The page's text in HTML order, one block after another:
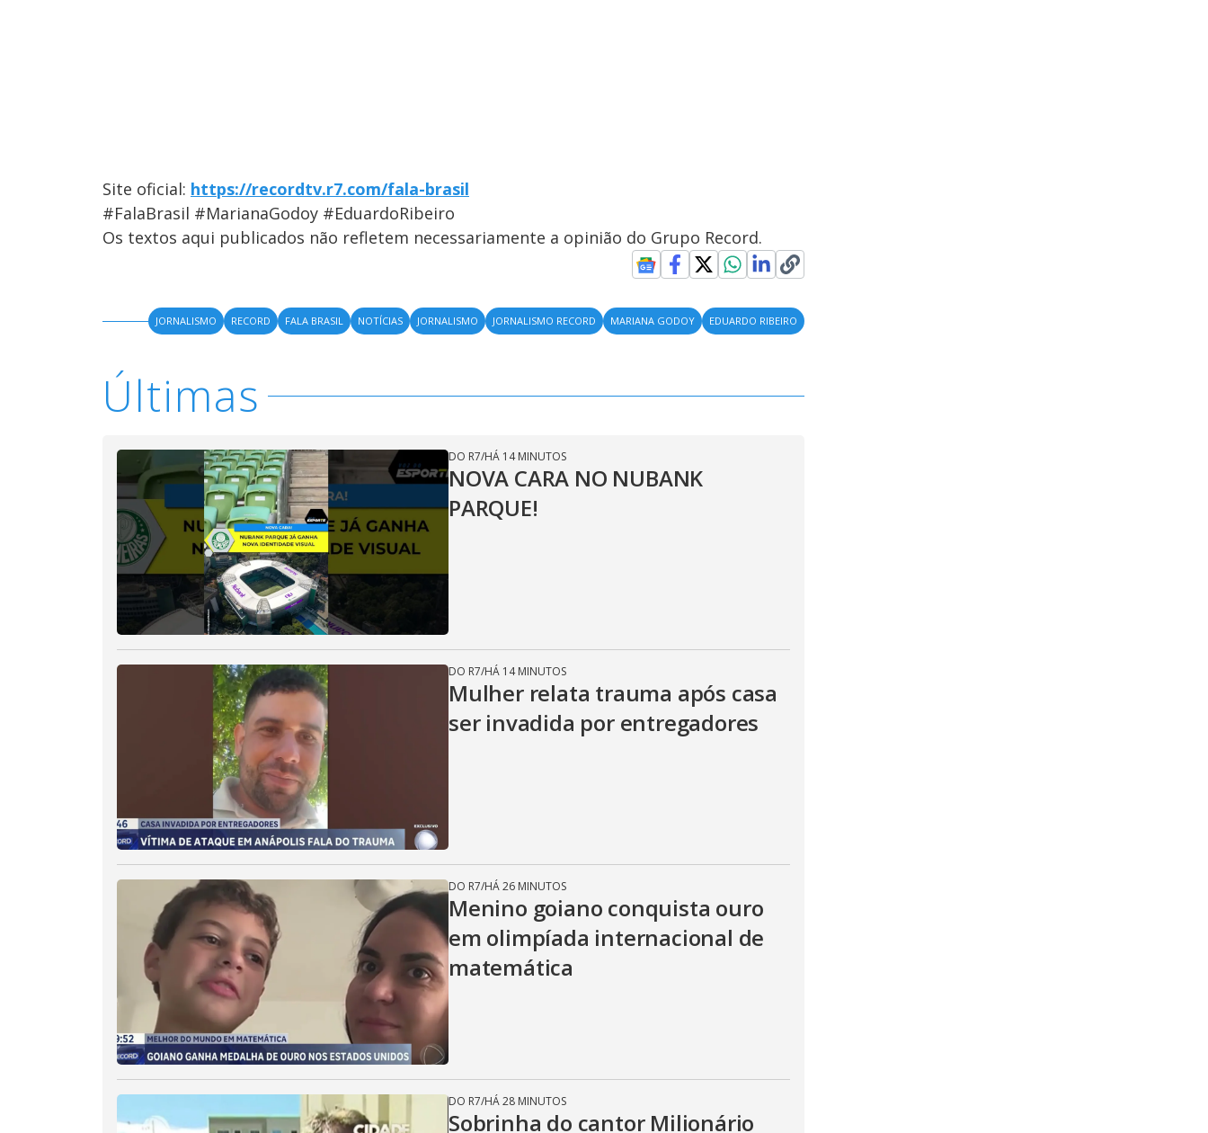
Site oficial: https://recordtv.r7.com/fala-brasil
#FalaBrasil #MarianaGodoy #EduardoRibeiro
Os textos aqui publicados não refletem necessariamente a opinião do Grupo Record.
JORNALISMO RECORD FALA BRASIL NOTÍCIAS JORNALISMO JORNALISMO RECORD MARIANA GODOY EDUARDO RIBEIRO
Últimas
DO R7/HÁ 14 MINUTOS
NOVA CARA NO NUBANK
PARQUE!
DO R7/HÁ 14 MINUTOS
Mulher relata trauma após casa
ser invadida por entregadores
DO R7/HÁ 26 MINUTOS
Menino goiano conquista ouro
em olimpíada internacional de
matemática
DO R7/HÁ 28 MINUTOS
Sobrinha do cantor Milionário